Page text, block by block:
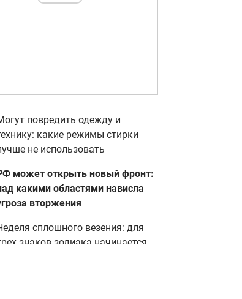
повредить одежду и
какие режимы стирки
не использовать
может открыть новый фронт:
какими областями нависла
вторжения
сплошного везения: для
знаков зодиака начинается